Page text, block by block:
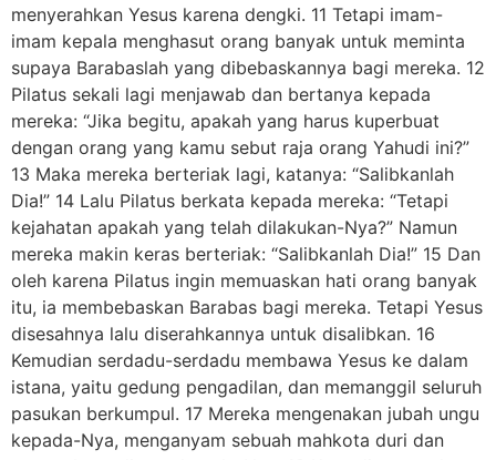
menyerahkan Yesus karena dengki. 11 Tetapi imam-
imam kepala menghasut orang banyak untuk meminta
supaya Barabaslah yang dibebaskannya bagi mereka. 12
Pilatus sekali lagi menjawab dan bertanya kepada
mereka: “Jika begitu, apakah yang harus kuperbuat
dengan orang yang kamu sebut raja orang Yahudi ini?”
13 Maka mereka berteriak lagi, katanya: “Salibkanlah
Dia!” 14 Lalu Pilatus berkata kepada mereka: “Tetapi
kejahatan apakah yang telah dilakukan-Nya?” Namun
mereka makin keras berteriak: “Salibkanlah Dia!” 15 Dan
oleh karena Pilatus ingin memuaskan hati orang banyak
itu, ia membebaskan Barabas bagi mereka. Tetapi Yesus
disesahnya lalu diserahkannya untuk disalibkan. 16
Kemudian serdadu-serdadu membawa Yesus ke dalam
istana, yaitu gedung pengadilan, dan memanggil seluruh
pasukan berkumpul. 17 Mereka mengenakan jubah ungu
kepada-Nya, menganyam sebuah mahkota duri dan